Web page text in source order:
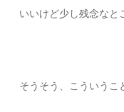
いいけど少し残念なと
そうそう、こういうこ